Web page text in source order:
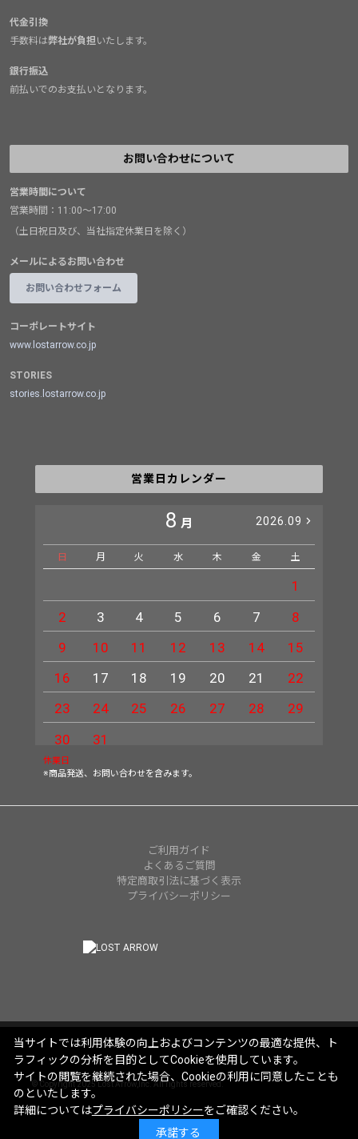
代金引換
手数料は弊社が負担いたします。
銀行振込
前払いでのお支払いとなります。
お問い合わせについて
営業時間について
営業時間：11:00～17:00
（土日祝日及び、当社指定休業日を除く）
メールによるお問い合わせ
お問い合わせフォーム
コーポレートサイト
www.lostarrow.co.jp
STORIES
stories.lostarrow.co.jp
営業日カレンダー
8 月 2026.09
日 月 火 水 木 金 土
1
2
3 4 5 6 7
8
9
10 11 12 13 14
15
16
17 18 19 20 21
22
23
24 25 26 27 28
29
30
31
休業日
※商品発送、お問い合わせを含みます。
ご利用ガイド
よくあるご質問
特定商取引法に基づく表示
プライバシーポリシー
© Copyright 2025 Lost Arrow,Inc. All rights reserved.
当サイトでは利用体験の向上およびコンテンツの最適な提供、ト
ラフィックの分析を目的としてCookieを使用しています。
サイトの閲覧を継続された場合、Cookieの利用に同意したことも
のといたします。
詳細についてはプライバシーポリシーをご確認ください。
承諾する